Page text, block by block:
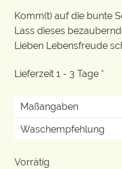
Komm(t) auf die bunte
Lass dieses
Lieben Lebensfreude
Lieferzeit 1 - 3 Tage *
Maßangaben
Waschempfehlung
Vorrätig